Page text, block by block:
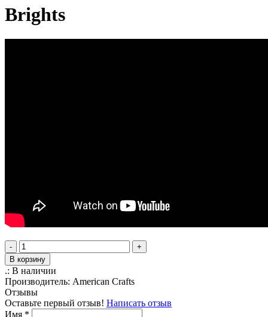
Brights
-
+
В корзину
.: В наличии
Производитель: American Crafts
Отзывы
Оставьте первый отзыв! Написать отзыв
Имя *